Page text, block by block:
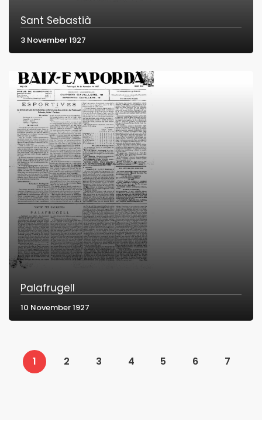
Sant Sebastià
3 November 1927
Palafrugell
10 November 1927
1 2 3 4 5 6 7